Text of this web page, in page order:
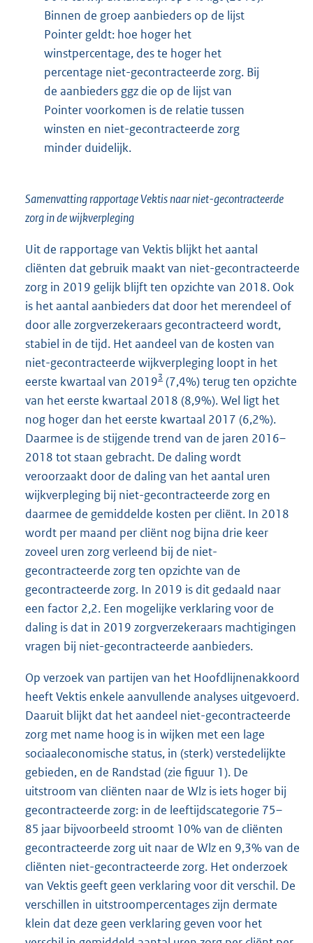
Binnen de groep aanbieders op de lijst
Pointer geldt: hoe hoger het
winstpercentage, des te hoger het
percentage niet-gecontracteerde zorg. Bij
de aanbieders ggz die op de lijst van
Pointer voorkomen is de relatie tussen
winsten en niet-gecontracteerde zorg
minder duidelijk.
Samenvatting rapportage Vektis naar niet-gecontracteerde
zorg in de wijkverpleging
Uit de rapportage van Vektis blijkt het aantal
cliënten dat gebruik maakt van niet-gecontracteerde
zorg in 2019 gelijk blijft ten opzichte van 2018. Ook
is het aantal aanbieders dat door het merendeel of
door alle zorgverzekeraars gecontracteerd wordt,
stabiel in de tijd. Het aandeel van de kosten van
niet-gecontracteerde wijkverpleging loopt in het
eerste kwartaal van 20193 (7,4%) terug ten opzichte
van het eerste kwartaal 2018 (8,9%). Wel ligt het
nog hoger dan het eerste kwartaal 2017 (6,2%).
Daarmee is de stijgende trend van de jaren 2016–
2018 tot staan gebracht. De daling wordt
veroorzaakt door de daling van het aantal uren
wijkverpleging bij niet-gecontracteerde zorg en
daarmee de gemiddelde kosten per cliënt. In 2018
wordt per maand per cliënt nog bijna drie keer
zoveel uren zorg verleend bij de niet-
gecontracteerde zorg ten opzichte van de
gecontracteerde zorg. In 2019 is dit gedaald naar
een factor 2,2. Een mogelijke verklaring voor de
daling is dat in 2019 zorgverzekeraars machtigingen
vragen bij niet-gecontracteerde aanbieders.
Op verzoek van partijen van het Hoofdlijnenakkoord
heeft Vektis enkele aanvullende analyses uitgevoerd.
Daaruit blijkt dat het aandeel niet-gecontracteerde
zorg met name hoog is in wijken met een lage
sociaaleconomische status, in (sterk) verstedelijkte
gebieden, en de Randstad (zie figuur 1). De
uitstroom van cliënten naar de Wlz is iets hoger bij
gecontracteerde zorg: in de leeftijdscategorie 75–
85 jaar bijvoorbeeld stroomt 10% van de cliënten
gecontracteerde zorg uit naar de Wlz en 9,3% van de
cliënten niet-gecontracteerde zorg. Het onderzoek
van Vektis geeft geen verklaring voor dit verschil. De
verschillen in uitstroompercentages zijn dermate
klein dat deze geen verklaring geven voor het